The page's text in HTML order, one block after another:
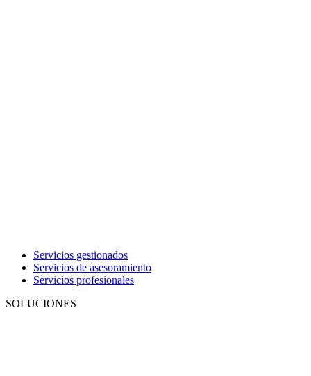
Servicios gestionados
Servicios de asesoramiento
Servicios profesionales
SOLUCIONES